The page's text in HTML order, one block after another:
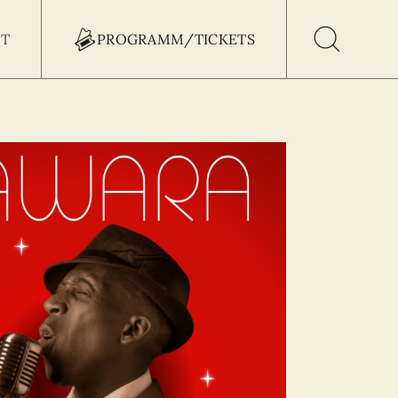
PROGRAMM/TICKETS